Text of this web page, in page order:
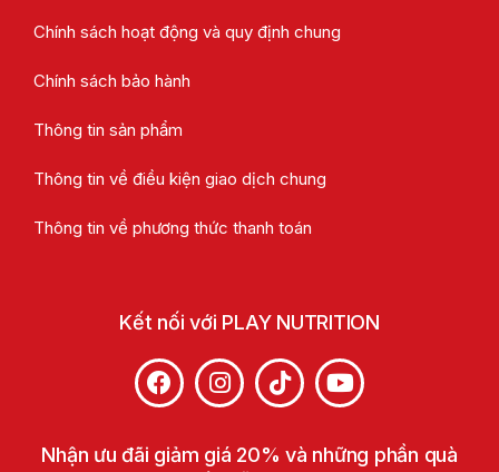
Chính sách hoạt động và quy định chung
Chính sách bảo hành
Thông tin sản phẩm
Thông tin về điều kiện giao dịch chung
Thông tin về phương thức thanh toán
Kết nối với PLAY NUTRITION
Nhận ưu đãi giảm giá 20% và những phần quà